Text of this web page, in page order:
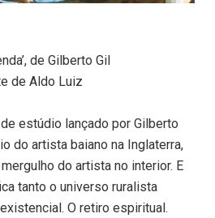
de Gilberto Gil
de Aldo Luiz
estúdio lançado por Gilberto
do artista baiano na Inglaterra,
do artista no interior. E
tanto o universo ruralista
O retiro espiritual.